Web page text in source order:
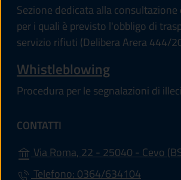
Sezione dedicata alla
per i quali è previsto l'obbligo di
servizio rifiuti (Delibera Arera 444/
Whistleblowing
Procedura per le segnalazioni di
CONTATTI
Via Roma, 22 - 25040 - Cevo
Telefono: 0364/634104